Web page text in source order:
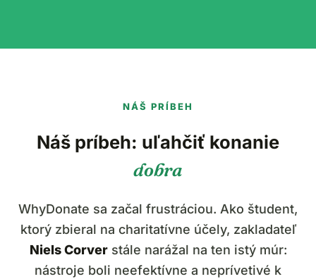
NÁŠ PRÍBEH
Náš príbeh: uľahčiť konanie
dobra
WhyDonate sa začal frustráciou. Ako študent,
ktorý zbieral na charitatívne účely, zakladateľ
Niels Corverstále narážal na ten istý múr:
nástroje boli neefektívne a neprívetivé k